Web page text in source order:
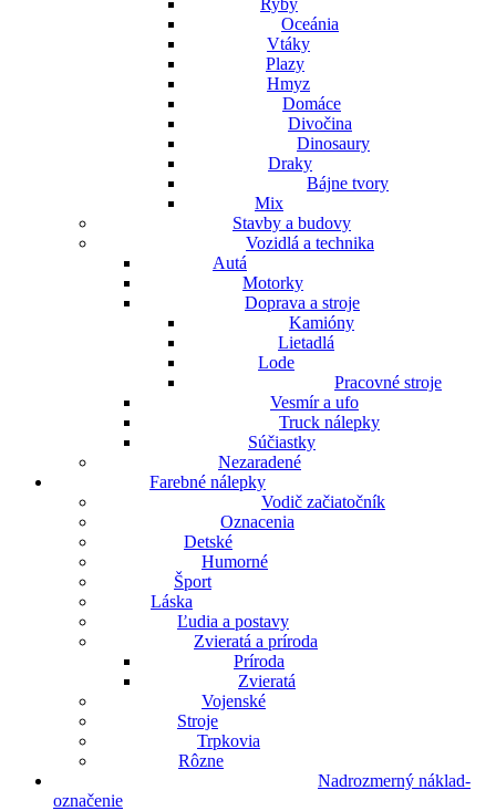
Ryby
Oceánia
Vtáky
Plazy
Hmyz
Domáce
Divočina
Dinosaury
Draky
Bájne tvory
Mix
Stavby a budovy
Vozidlá a technika
Autá
Motorky
Doprava a stroje
Kamióny
Lietadlá
Lode
Pracovné stroje
Vesmír a ufo
Truck nálepky
Súčiastky
Nezaradené
Farebné nálepky
Vodič začiatočník
Oznacenia
Detské
Humorné
Šport
Láska
Ľudia a postavy
Zvieratá a príroda
Príroda
Zvieratá
Vojenské
Stroje
Trpkovia
Rôzne
Nadrozmerný náklad-
označenie